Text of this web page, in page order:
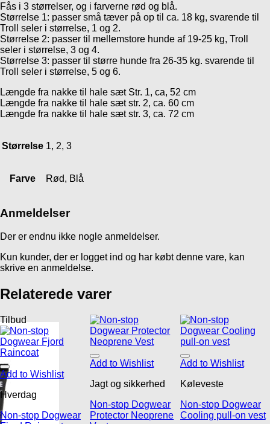
Fås i 3 størrelser, og i farverne rød og blå.
Størrelse 1: passer små tæver på op til ca. 18 kg, svarende til
Troll seler i størrelse, 1 og 2.
Størrelse 2: passer til mellemstore hunde af 19-25 kg, Troll
seler i størrelse, 3 og 4.
Størrelse 3: passer til større hunde fra 26-35 kg. svarende til
Troll seler i størrelse, 5 og 6.
Længde fra nakke til hale sæt Str. 1, ca, 52 cm
Længde fra nakke til hale sæt str. 2, ca. 60 cm
Længde fra nakke til hale sæt str. 3, ca. 72 cm
Størrelse 1, 2, 3
Farve Rød, Blå
Anmeldelser
Der er endnu ikke nogle anmeldelser.
Kun kunder, der er logget ind og har købt denne vare, kan
skrive en anmeldelse.
Relaterede varer
Tilbud
Add to Wishlist
Hverdag
Non-stop Dogwear
Add to Wishlist
Jagt og sikkerhed
Non-stop Dogwear
Protector Neoprene
Add to Wishlist
Køleveste
Non-stop Dogwear
Cooling pull-on vest